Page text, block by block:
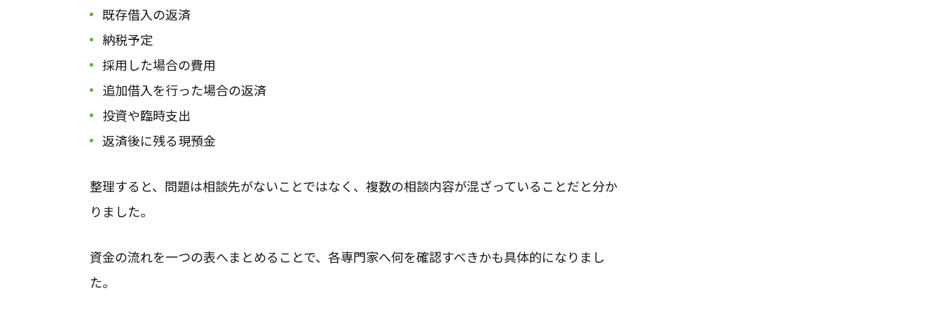
既存借入の返済
納税予定
採用した場合の費用
追加借入を行った場合の返済
投資や臨時支出
返済後に残る現預金
整理すると、問題は相談先がないことではなく、複数の相談内容が混ざっていることだと分か
りました。
資金の流れを一つの表へまとめることで、各専門家へ何を確認すべきかも具体的になりまし
た。